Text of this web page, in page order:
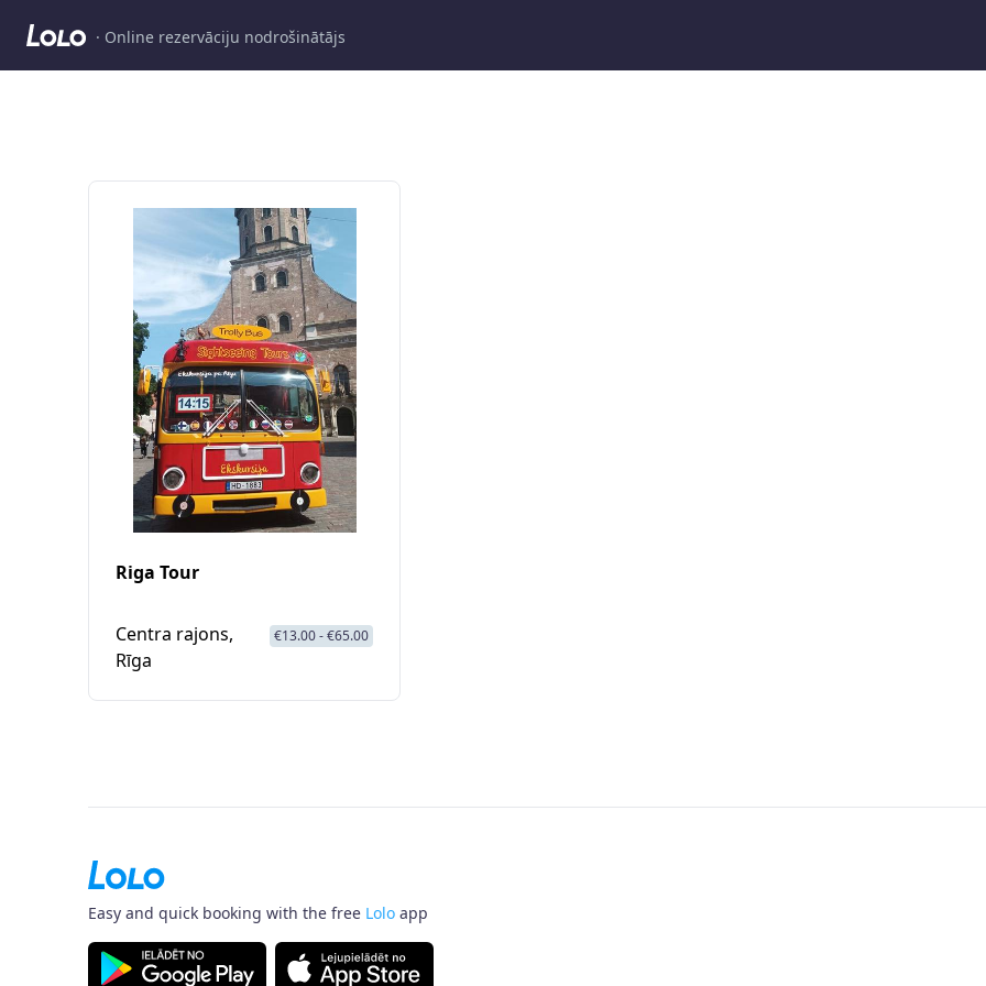
· Online rezervāciju nodrošinātājs
Riga Tour
Centra rajons,
Rīga
€13.00 - €65.00
Easy and quick booking with the free Lolo app